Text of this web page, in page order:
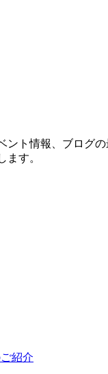
ト情報、ブログ
ます。
紹介